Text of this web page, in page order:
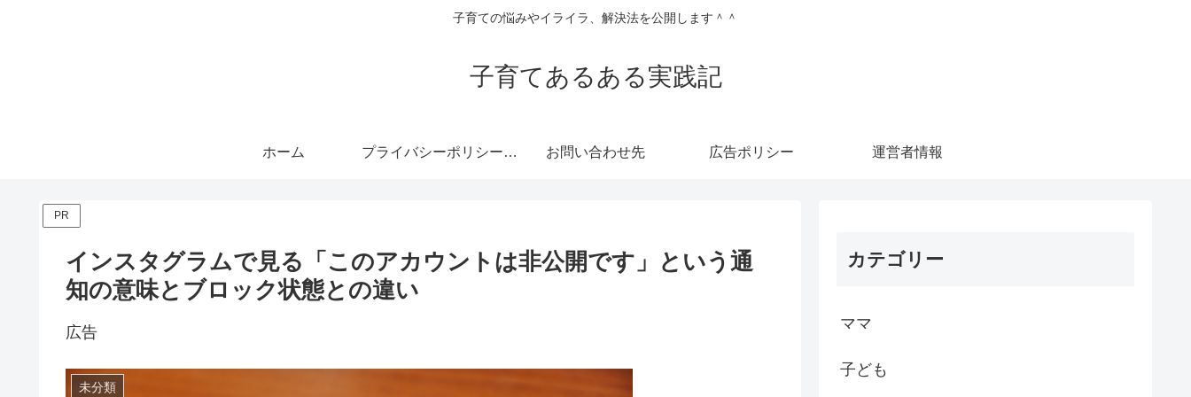
子育ての悩みやイライラ、解決法を公開します＾＾
子育てあるある実践記
ホーム プライバシーポリシー・免責事項 お問い合わせ先 広告ポリシー 運営者情報
PR
インスタグラムで見る「このアカウントは非公開です」という通
知の意味とブロック状態との違い
広告
未分類
カテゴリー
ママ
子ども